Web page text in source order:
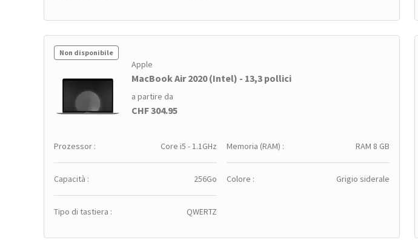
Non disponibile
Apple
MacBook Air 2020 (Intel) - 13,3 pollici
a partire da
CHF 304.95
Prozessor : Core i5 - 1.1GHz Memoria (RAM) : RAM 8 GB
Capacità : 256Go Colore : Grigio siderale
Tipo di tastiera : QWERTZ